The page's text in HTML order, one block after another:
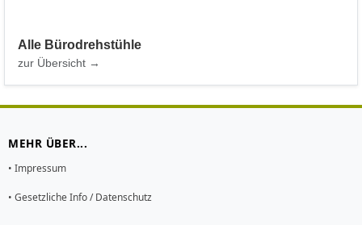
Alle Bürodrehstühle
zur Übersicht →
MEHR ÜBER...
• Impressum
• Gesetzliche Info / Datenschutz